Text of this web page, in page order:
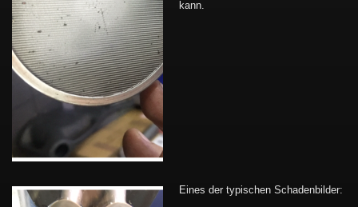
kann.
Eines der typischen Schadenbilder: